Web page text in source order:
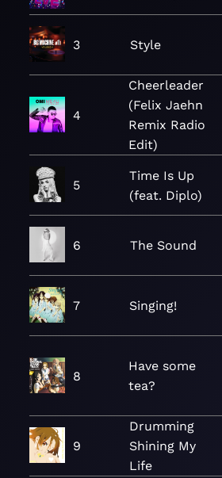
3 Style
4
Cheerleader
(Felix Jaehn
Remix Radio
Edit)
5
Time Is Up
(feat. Diplo)
6 The Sound
7 Singing!
8
Have some
tea?
9
Drumming
Shining My
Life